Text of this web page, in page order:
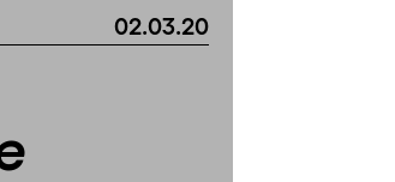
02.03.20